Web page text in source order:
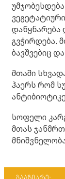
დაწყნარება
გვჭირდება.
ბავშვებიც
მთაში
ჰაერს რომ
სოფელი
მთას